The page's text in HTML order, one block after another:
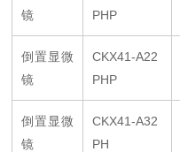
镜
PHP
倒置显微
镜
CKX41-A22
PHP
倒置显微
镜
CKX41-A32
PH